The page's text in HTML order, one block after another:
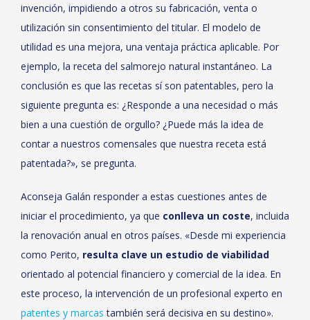
invención, impidiendo a otros su fabricación, venta o
utilización sin consentimiento del titular. El modelo de
utilidad es una mejora, una ventaja práctica aplicable. Por
ejemplo, la receta del salmorejo natural instantáneo. La
conclusión es que las recetas sí son patentables, pero la
siguiente pregunta es: ¿Responde a una necesidad o más
bien a una cuestión de orgullo? ¿Puede más la idea de
contar a nuestros comensales que nuestra receta está
patentada?», se pregunta.
Aconseja Galán responder a estas cuestiones antes de
iniciar el procedimiento, ya que conlleva un coste, incluida
la renovación anual en otros países. «Desde mi experiencia
como Perito, resulta clave un estudio de viabilidad
orientado al potencial financiero y comercial de la idea. En
este proceso, la intervención de un profesional experto en
patentes y marcas también será decisiva en su destino».